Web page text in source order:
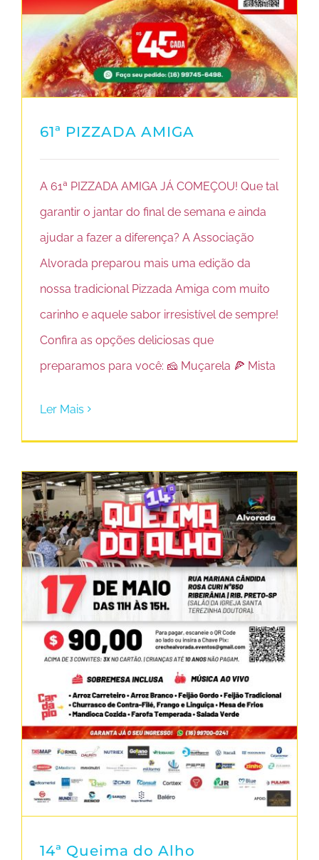
TRANSPARÊNCIA
ALVORADA NEWS
CONTATO
61ª PIZZADA AMIGA
A 61ª PIZZADA AMIGA JÁ COMEÇOU! Que tal
garantir o jantar do final de semana e ainda
ajudar a fazer a diferença? A Associação
Alvorada preparou mais uma edição da
nossa tradicional Pizzada Amiga com muito
carinho e aquele sabor irresistível de sempre!
Confira as opções deliciosas que
preparamos para você: 🧀 Muçarela 🍕 Mista
Ler Mais
14ª Queima do Alho